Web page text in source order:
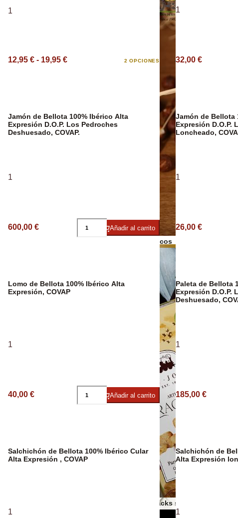
Bebidas Espirituosas
Espumosos
Frutos secos
Otros snacks salados
Aceite Aromático
Aceite Ecológico/
1
12,95 € - 19,95 € 2 OPCIONES
1
32,00 €
Jamón de Bellota 100% Ibérico Alta
Expresión D.O.P. Los Pedroches
Deshuesado, COVAP.
1
600,00 € Añadir al carrito
Jamón de Bellota
Expresión D.O.P.
Loncheado,
1
26,00 €
Lomo de Bellota 100% Ibérico Alta
Expresión, COVAP
1
40,00 € Añadir al carrito
Paleta de Bellota
Expresión D.O.P.
Deshuesado,
1
185,00 €
Salchichón de Bellota 100% Ibérico Cular
Alta Expresión , COVAP
1
Salchichón de
Alta Expresión
1